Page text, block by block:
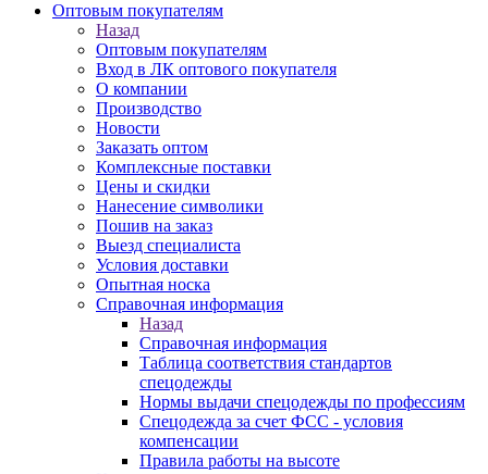
Оптовым покупателям
Назад
Оптовым покупателям
Вход в ЛК оптового покупателя
О компании
Производство
Новости
Заказать оптом
Комплексные поставки
Цены и скидки
Нанесение символики
Пошив на заказ
Выезд специалиста
Условия доставки
Опытная носка
Справочная информация
Назад
Справочная информация
Таблица соответствия стандартов
спецодежды
Нормы выдачи спецодежды по профессиям
Спецодежда за счет ФСС - условия
компенсации
Правила работы на высоте